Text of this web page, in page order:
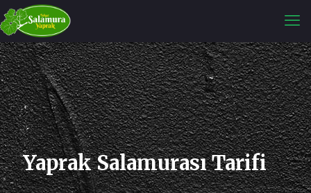
Yaprak Salamurası Tarifi